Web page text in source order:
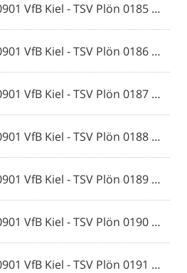
20230901 VfB Kiel - TSV Plön 0185 © 2023 Ismail Yesilyurt.jpg
20230901 VfB Kiel - TSV Plön 0186 © 2023 Ismail Yesilyurt.jpg
20230901 VfB Kiel - TSV Plön 0187 © 2023 Ismail Yesilyurt.jpg
20230901 VfB Kiel - TSV Plön 0188 © 2023 Ismail Yesilyurt.jpg
20230901 VfB Kiel - TSV Plön 0189 © 2023 Ismail Yesilyurt.jpg
20230901 VfB Kiel - TSV Plön 0190 © 2023 Ismail Yesilyurt.jpg
20230901 VfB Kiel - TSV Plön 0191 © 2023 Ismail Yesilyurt.jpg